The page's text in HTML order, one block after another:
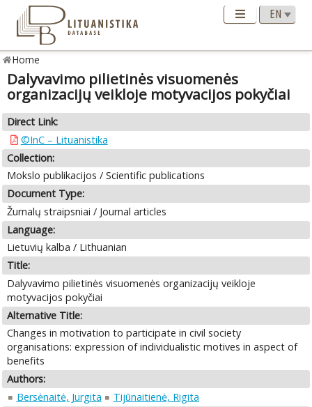
Home
Dalyvavimo pilietinės visuomenės
organizacijų veikloje motyvacijos pokyčiai
Direct Link:
©InC – Lituanistika
Collection:
Mokslo publikacijos / Scientific publications
Document Type:
Žurnalų straipsniai / Journal articles
Language:
Lietuvių kalba / Lithuanian
Title:
Dalyvavimo pilietinės visuomenės organizacijų veikloje
motyvacijos pokyčiai
Alternative Title:
Changes in motivation to participate in civil society
organisations: expression of individualistic motives in aspect of
benefits
Authors:
Bersėnaitė, Jurgita
Tijūnaitienė, Rigita